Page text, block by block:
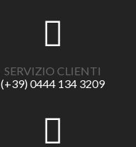
SERVIZIO CLIENTI
(+39) 0444 134 3209